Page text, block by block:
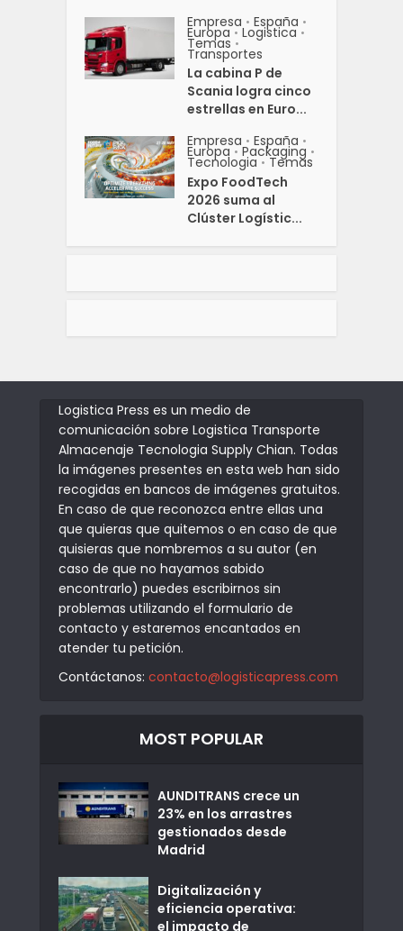
Empresa • España •
Europa • Logistica •
Temas •
Transportes
La cabina P de
Scania logra cinco
estrellas en Euro...
Empresa • España •
Europa • Packaging •
Tecnologia • Temas
Expo FoodTech
2026 suma al
Clúster Logístic...
Logistica Press es un medio de
comunicación sobre Logistica Transporte
Almacenaje Tecnologia Supply Chian. Todas
la imágenes presentes en esta web han sido
recogidas en bancos de imágenes gratuitos.
En caso de que reconozca entre ellas una
que quieras que quitemos o en caso de que
quisieras que nombremos a su autor (en
caso de que no hayamos sabido
encontrarlo) puedes escribirnos sin
problemas utilizando el formulario de
contacto y estaremos encantados en
atender tu petición.
Contáctanos: contacto@logisticapress.com
MOST POPULAR
AUNDITRANS crece un
23% en los arrastres
gestionados desde
Madrid
Digitalización y
eficiencia operativa:
el impacto de